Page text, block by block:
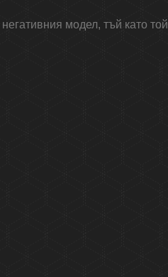
модел, тъй като той